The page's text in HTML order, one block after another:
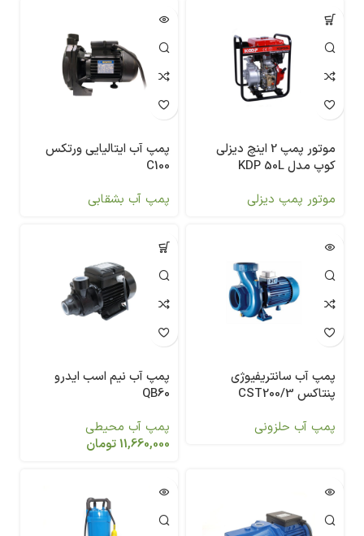
موتور پمپ 2 اینچ دیزلی
کوپ مدل KDP 50L
موتور پمپ دیزلی
پمپ آب ایتالیایی ورتکس
C100
پمپ آب بشقابی
پمپ آب سانتریفیوژی
پنتاکس CST200/3
پمپ آب حلزونی
پمپ آب نیم اسب ایدرو
QB60
پمپ آب محیطی
11,660,000تومان